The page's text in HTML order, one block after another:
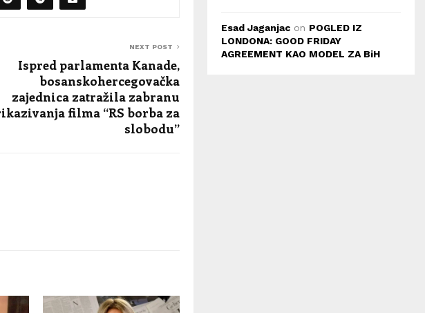
NEXT POST
Ispred parlamenta Kanade,
bosanskohercegovačka
zajednica zatražila zabranu
filma “RS borba za
slobodu”
Esad Jaganjac on POGLED IZ
LONDONA: GOOD FRIDAY
AGREEMENT KAO MODEL ZA BiH